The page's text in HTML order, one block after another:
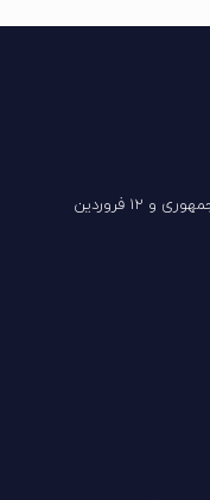
دفتر ایران: :تهران، تقاطع خیابان جمهوری و 12 فروردین